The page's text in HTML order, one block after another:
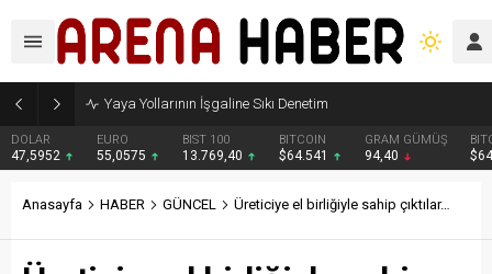
Yaya Yollarının İşgaline Sıkı Denetim
DOLAR
47,5952
EURO
55,0575
BIST 100
13.769,40
BITCOIN
$64.541
GRAM GÜMÜŞ
94,40
Anasayfa HABER GÜNCEL Üreticiye el birliğiyle sahip çıktılar…